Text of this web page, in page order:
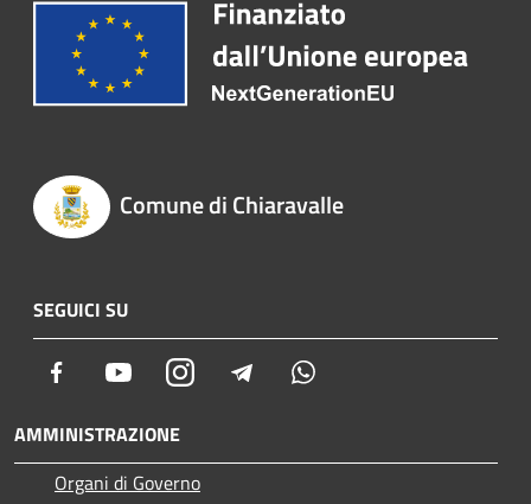
Comune di Chiaravalle
SEGUICI SU
Facebook YoutubeInstagram Telegram
AMMINISTRAZIONE
Organi di Governo